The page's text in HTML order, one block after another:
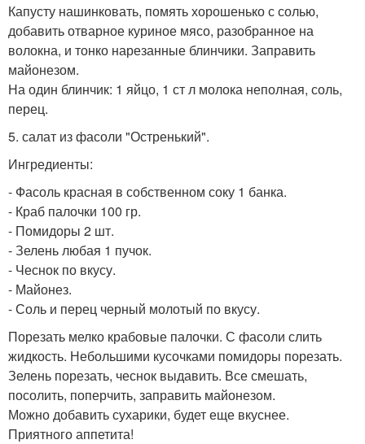
Капусту нашинковать, помять хорошенько с солью,
добавить отварное куриное мясо, разобранное на
волокна, и тонко нарезанные блинчики. Заправить
майонезом.
На один блинчик: 1 яйцо, 1 ст л молока неполная, соль,
перец.
5. салат из фасоли "Остренький".
Ингредиенты:
- Фасоль красная в собственном соку 1 банка.
- Краб палочки 100 гр.
- Помидоры 2 шт.
- Зелень любая 1 пучок.
- Чеснок по вкусу.
- Майонез.
- Соль и перец черный молотый по вкусу.
Порезать мелко крабовые палочки. С фасоли слить
жидкость. Небольшими кусочками помидоры порезать.
Зелень порезать, чеснок выдавить. Все смешать,
посолить, поперчить, заправить майонезом.
Можно добавить сухарики, будет еще вкуснее.
Приятного аппетита!